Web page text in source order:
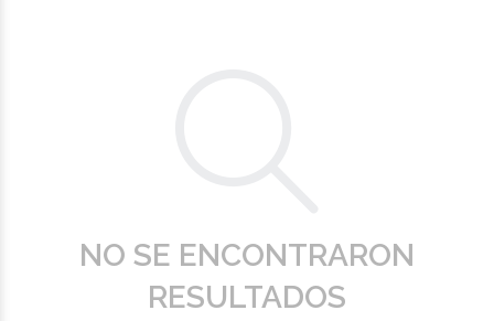
NO SE ENCONTRARON
RESULTADOS